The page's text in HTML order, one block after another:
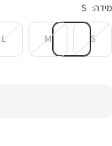
מידה: S
S
M
L